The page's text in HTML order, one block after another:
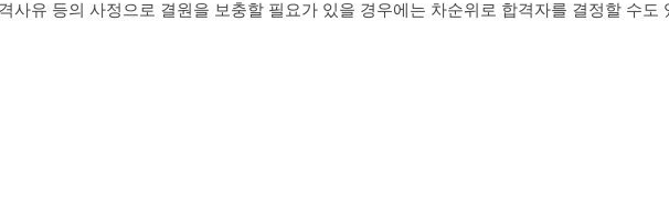
사유 등의 사정으로 결원을 보충할 필요가 있을 경우에는 차순위로 합격자를 결정할 수도